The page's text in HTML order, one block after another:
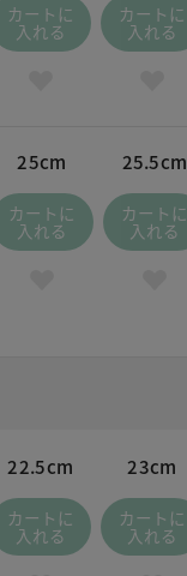
カートに
入れる
カートに
入れる
25cm
カートに
入れる
25.5cm
カートに
入れる
22.5cm
カートに
入れる
23cm
カートに
入れる